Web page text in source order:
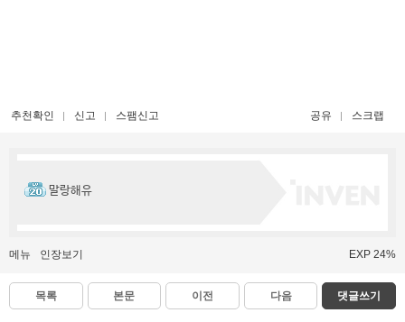
추천확인 신고 스팸신고 공유 스크랩
말랑해유
메뉴 인장보기 EXP 24%
목록 본문 이전 다음 댓글쓰기